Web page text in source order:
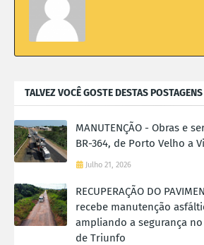
TALVEZ VOCÊ GOSTE DESTAS POSTAGENS
MANUTENÇÃO - Obras e
BR-364, de Porto Velho a
Julho 21, 2026
RECUPERAÇÃO DO
recebe manutenção
ampliando a segurança
de Triunfo